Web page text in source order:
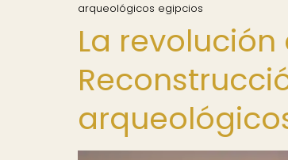
arqueológicos egipcios
La